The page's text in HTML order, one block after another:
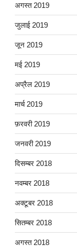
अगस्त 2019
जुलाई 2019
जून 2019
मई 2019
अप्रैल 2019
मार्च 2019
फ़रवरी 2019
जनवरी 2019
दिसम्बर 2018
नवम्बर 2018
अक्टूबर 2018
सितम्बर 2018
अगस्त 2018